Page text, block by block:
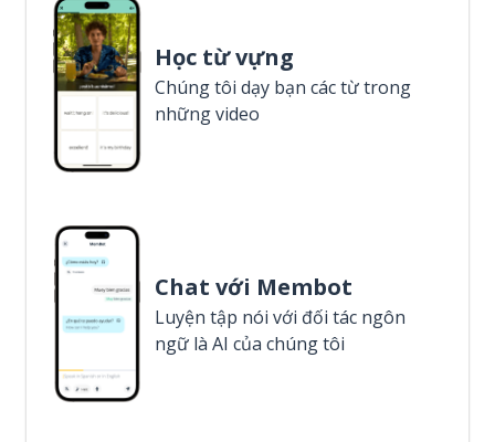
Học từ vựng
Chúng tôi dạy bạn các từ trong
những video
Chat với Membot
Luyện tập nói với đối tác ngôn
ngữ là AI của chúng tôi